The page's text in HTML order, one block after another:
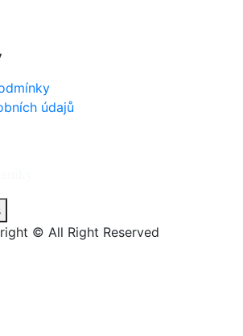
údajů
© All Right Reserved